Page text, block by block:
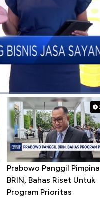
#daycare
Prabowo Panggil
BRIN, Bahas Riset Untuk
Program Prioritas